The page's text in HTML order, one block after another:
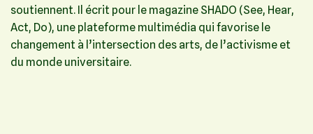
soutiennent. Il écrit pour le magazine SHADO (See, Hear,
Act, Do), une plateforme multimédia qui favorise le
changement à l’intersection des arts, de l’activisme et
du monde universitaire.